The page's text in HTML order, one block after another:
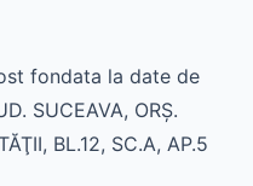
fondata la date de
SUCEAVA, ORŞ.
BL.12, SC.A, AP.5